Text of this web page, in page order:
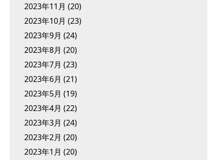
2023年11月 (20)
2023年10月 (23)
2023年9月 (24)
2023年8月 (20)
2023年7月 (23)
2023年6月 (21)
2023年5月 (19)
2023年4月 (22)
2023年3月 (24)
2023年2月 (20)
2023年1月 (20)